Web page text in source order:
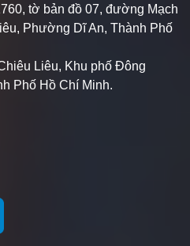
Phường Dĩ An, Thành Phố
Liêu, Khu phố Đông
Phố Hồ Chí Minh.